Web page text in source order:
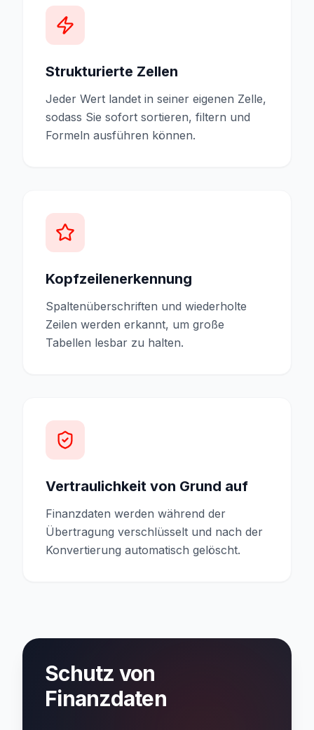
Strukturierte Zellen
Jeder Wert landet in seiner eigenen Zelle,
sodass Sie sofort sortieren, filtern und
Formeln ausführen können.
Kopfzeilenerkennung
Spaltenüberschriften und wiederholte
Zeilen werden erkannt, um große
Tabellen lesbar zu halten.
Vertraulichkeit von Grund auf
Finanzdaten werden während der
Übertragung verschlüsselt und nach der
Konvertierung automatisch gelöscht.
Schutz von
Finanzdaten